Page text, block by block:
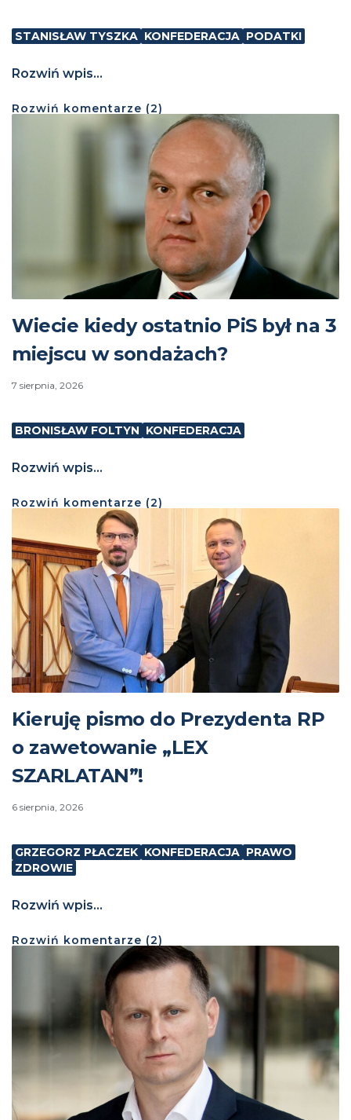
STANISŁAW TYSZKA KONFEDERACJA PODATKI
Rozwiń wpis...
Rozwiń komentarze (2)
Wiecie kiedy ostatnio PiS był na 3
miejscu w sondażach?
7 sierpnia, 2026
BRONISŁAW FOLTYN KONFEDERACJA
Rozwiń wpis...
Rozwiń komentarze (2)
Kieruję pismo do Prezydenta RP
o zawetowanie „LEX
SZARLATAN”!
6 sierpnia, 2026
GRZEGORZ PŁACZEK KONFEDERACJA PRAWO
ZDROWIE
Rozwiń wpis...
Rozwiń komentarze (2)